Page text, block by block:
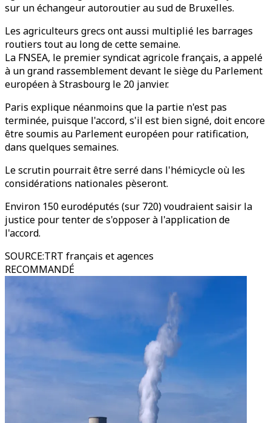
sur un échangeur autoroutier au sud de Bruxelles.
Les agriculteurs grecs ont aussi multiplié les barrages
routiers tout au long de cette semaine.
La FNSEA, le premier syndicat agricole français, a appelé
à un grand rassemblement devant le siège du Parlement
européen à Strasbourg le 20 janvier.
Paris explique néanmoins que la partie n'est pas
terminée, puisque l'accord, s'il est bien signé, doit encore
être soumis au Parlement européen pour ratification,
dans quelques semaines.
Le scrutin pourrait être serré dans l'hémicycle où les
considérations nationales pèseront.
Environ 150 eurodéputés (sur 720) voudraient saisir la
justice pour tenter de s'opposer à l'application de
l'accord.
SOURCE:TRT français et agences
RECOMMANDÉ